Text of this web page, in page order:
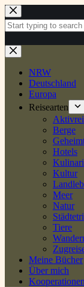
Zum
Inhalt
springen
Keine
Ergebnisse
NRW
Deutschland
Europa
Reisearten
Berge
Hotels
Kultur
Meer
Natur
Tiere
Meine Bücher
Über mich
Kooperationen